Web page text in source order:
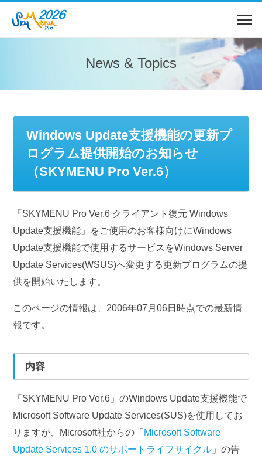
News & Topics
Windows Update支援機能の更新プ
ログラム提供開始のお知らせ
（SKYMENU Pro Ver.6）
「SKYMENU Pro Ver.6 クライアント復元 Windows
Update支援機能」をご使用のお客様向けにWindows
Update支援機能で使用するサービスをWindows Server
Update Services(WSUS)へ変更する更新プログラムの提
供を開始いたします。
このページの情報は、2006年07月06日時点での最新情
報です。
内容
「SKYMENU Pro Ver.6」のWindows Update支援機能で
Microsoft Software Update Services(SUS)を使用してお
りますが、Microsoft社からの「 Microsoft Software
Update Services 1.0 のサポートライフサイクル 」の告